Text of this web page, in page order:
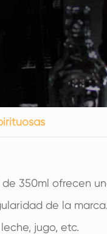
350ml ofrecen
de la
jugo, etc.